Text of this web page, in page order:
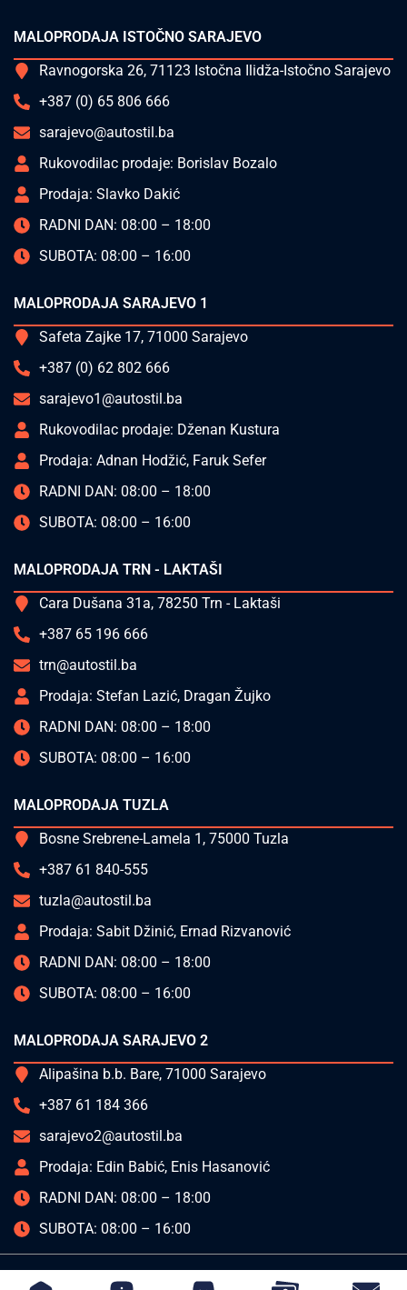
MALOPRODAJA ISTOČNO SARAJEVO
Ravnogorska 26, 71123 Istočna Ilidža-Istočno Sarajevo
+387 (0) 65 806 666
sarajevo@autostil.ba
Rukovodilac prodaje: Borislav Bozalo
Prodaja: Slavko Dakić
RADNI DAN: 08:00 – 18:00
SUBOTA: 08:00 – 16:00
MALOPRODAJA SARAJEVO 1
Safeta Zajke 17, 71000 Sarajevo
+387 (0) 62 802 666
sarajevo1@autostil.ba
Rukovodilac prodaje: Dženan Kustura
Prodaja: Adnan Hodžić, Faruk Sefer
RADNI DAN: 08:00 – 18:00
SUBOTA: 08:00 – 16:00
MALOPRODAJA TRN - LAKTAŠI
Cara Dušana 31a, 78250 Trn - Laktaši
+387 65 196 666
trn@autostil.ba
Prodaja: Stefan Lazić, Dragan Žujko
RADNI DAN: 08:00 – 18:00
SUBOTA: 08:00 – 16:00
MALOPRODAJA TUZLA
Bosne Srebrene-Lamela 1, 75000 Tuzla
+387 61 840-555
tuzla@autostil.ba
Prodaja: Sabit Džinić, Ernad Rizvanović
RADNI DAN: 08:00 – 18:00
SUBOTA: 08:00 – 16:00
MALOPRODAJA SARAJEVO 2
Alipašina b.b. Bare, 71000 Sarajevo
+387 61 184 366
sarajevo2@autostil.ba
Prodaja: Edin Babić, Enis Hasanović
RADNI DAN: 08:00 – 18:00
SUBOTA: 08:00 – 16:00
AUTO STIL © 2025 Sva prava zadržana | Made by